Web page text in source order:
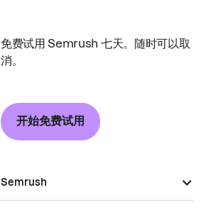
免费试用 Semrush 七天。随时可以取
消。
开始免费试用
Semrush